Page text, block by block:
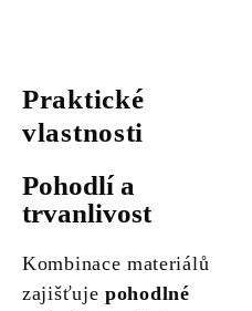
Praktické
vlastnosti
Pohodlí a
trvanlivost
Kombinace materiálů
zajišťuje pohodlné